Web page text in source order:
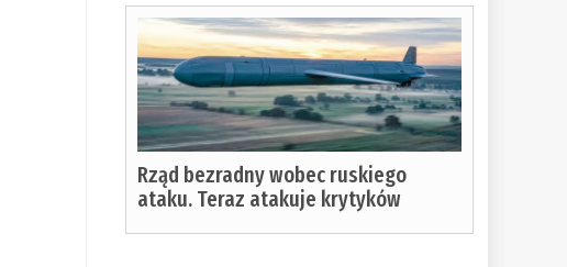
Rząd bezradny wobec ruskiego
ataku. Teraz atakuje krytyków